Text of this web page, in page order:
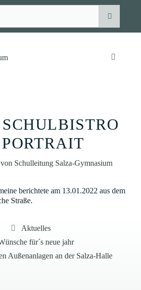
von Schulleitung Salza-Gymnasium
berichtete am 13.01.2022 aus dem
Straße.
Kategorien
Aktuelles
für´s neue jahr
Außenanlagen an der Salza-Halle